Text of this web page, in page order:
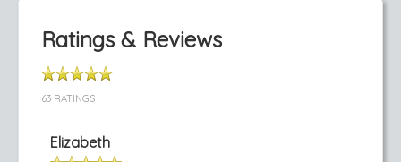
Ratings & Reviews
63 RATINGS
Elizabeth